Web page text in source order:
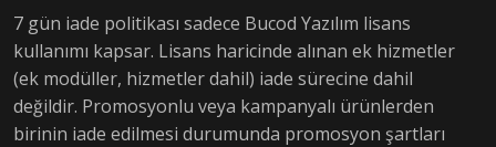
7 gün iade politikası sadece Bucod Yazılım lisans
kullanımı kapsar. Lisans haricinde alınan ek hizmetler
(ek modüller, hizmetler dahil) iade sürecine dahil
değildir. Promosyonlu veya kampanyalı ürünlerden
birinin iade edilmesi durumunda promosyon şartları